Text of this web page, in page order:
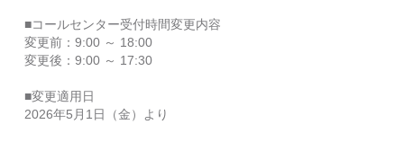
■コールセンター受付時間変更内容
変更前：9:00 ～ 18:00
変更後：9:00 ～ 17:30
■変更適用日
2026年5月1日（金）より